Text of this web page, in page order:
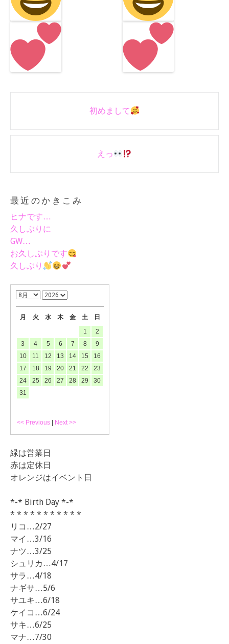
初めまして
えっ
最近のかきこみ
ヒナです…
久しぶりに
GW…
お久しぶりです
久しぶり
月 火 水 木 金 土 日
<< Previous Next >>
1
2
3
4 5 6 7 8
9
10
11 12 13 14 15
16
17
18 19 20 21 22
23
24
25 26 27 28 29
30
31
緑は営業日
赤は定休日
オレンジはイベント日
*-* Birth Day *-*
* * * * * * * * * * *
リコ…2/27
マイ…3/16
ナツ…3/25
シュリカ…4/17
サラ…4/18
ナギサ…5/6
サユキ…6/18
ケイコ…6/24
サキ…6/25
マナ…7/30